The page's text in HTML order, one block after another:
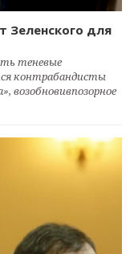
Зеленского для
теневые
контрабандисты
возобновивпозорное